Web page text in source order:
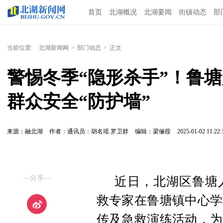
首页 北湖概况 北湖要闻 街镇动态 部
当前位置: 北湖新闻网 > 部门动态 > 正文
警惕冬季“隐形杀手”！鲁
群众安全“防护墙”
来源：融北湖 作者：通讯员：胡名瑶 罗卫群 编辑：梁俪葭 2025-01-02
—分享—
近日，北湖区鲁塘
救专家在鲁塘镇中心
传及急救演练活动，